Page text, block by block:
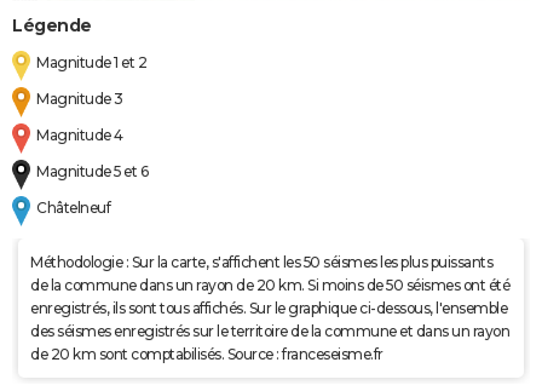
Légende
Magnitude 1 et 2
Magnitude 3
Magnitude 4
Magnitude 5 et 6
Châtelneuf
Méthodologie : Sur la carte, s'affichent les 50 séismes les plus puissants
de la commune dans un rayon de 20 km. Si moins de 50 séismes ont été
enregistrés, ils sont tous affichés. Sur le graphique ci-dessous, l'ensemble
des séismes enregistrés sur le territoire de la commune et dans un rayon
de 20 km sont comptabilisés. Source : franceseisme.fr